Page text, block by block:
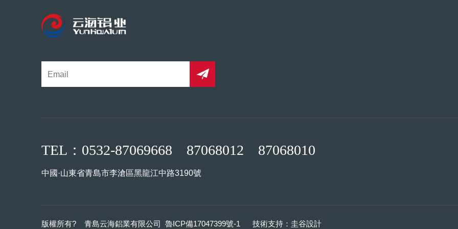
TEL： 0532-87069668 87068012 87068010
中國·山東省青島市李滄區黑龍江中路3190號
版權所有? 青島云海鋁業有限公司 魯ICP備17047399號-1 技術支持： 圭谷設計